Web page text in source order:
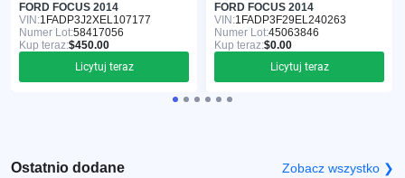
FORD FOCUS 2014
VIN:1FADP3J2XEL107177
Numer Lot:58417056
Kup teraz:$450.00
Licytuj teraz
FORD FOCUS 2014
VIN:1FADP3F29EL240263
Numer Lot:45063846
Kup teraz:$0.00
Licytuj teraz
Ostatnio dodane Zobacz wszystko ❯